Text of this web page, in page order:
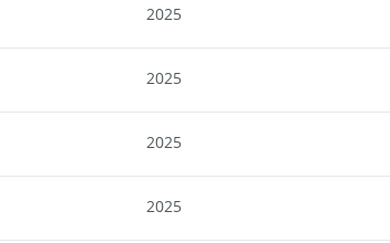
2025
2025
2025
2025